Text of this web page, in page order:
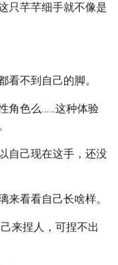
只芊芊细手就不像是
看不到自己的脚。
角色么……这种体验
自己现在这手，还没
来看看自己长啥样。
来捏人，可捏不出